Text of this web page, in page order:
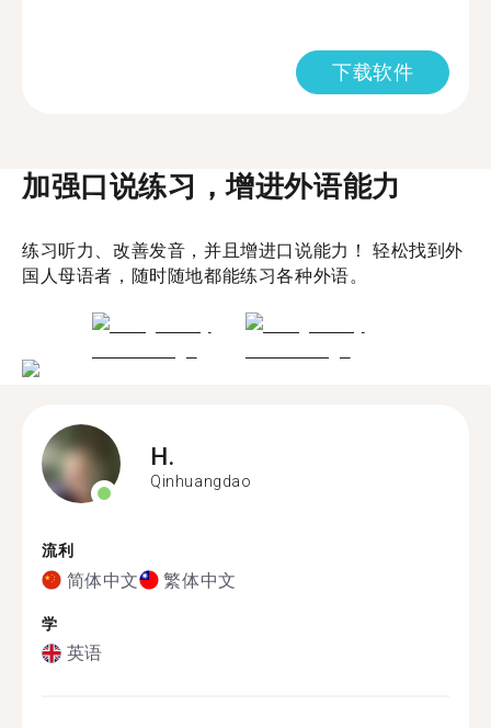
下载软件
加强口说练习，增进外语能力
练习听力、改善发音，并且增进口说能力！ 轻松找到外
国人母语者，随时随地都能练习各种外语。
H.
Qinhuangdao
流利
简体中文 繁体中文
学
英语